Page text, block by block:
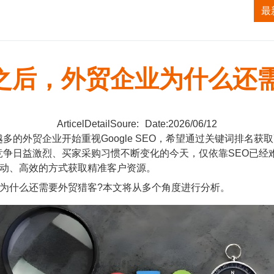
最
后，外贸企业为什么还
ArticelDetailSoure:
Date:2026/06/12
外贸企业开始重视Google SEO，希望通过关键词排名获
日益激烈、买家采购习惯不断变化的今天，仅依靠SEO已
、高效的方式获取精准客户资源。
还需要外贸猎客?本文将从多个角度进行分析。